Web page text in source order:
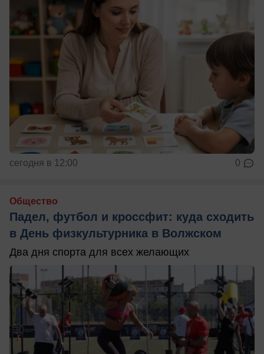
сегодня в 12:00 0
Общество
Падел, футбол и кроссфит: куда сходить
в День физкультурника в Волжском
Два дня спорта для всех желающих